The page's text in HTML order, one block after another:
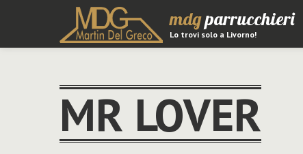
mdgparrucchieri
Lo trovi solo a Livorno!
MR LOVER